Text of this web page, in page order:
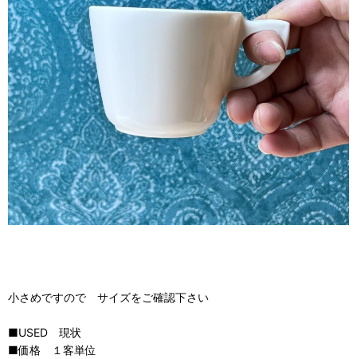
小さめですので サイズをご確認下さい
■USED 現状
■価格 １客単位